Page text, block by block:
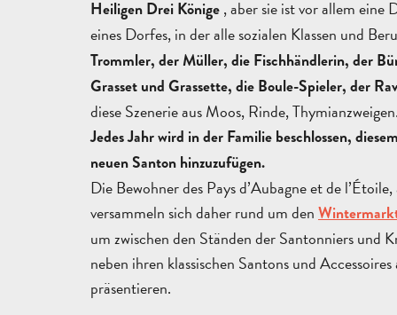
Heiligen Drei Könige , aber sie ist vor allem eine
eines Dorfes, in der alle sozialen Klassen und
Trommler, der Müller, die Fischhändlerin, der
Grasset und Grassette, die Boule-Spieler, der
diese Szenerie aus Moos, Rinde,
Jedes Jahr wird in der Familie beschlossen,
neuen Santon hinzuzufügen.
Die Bewohner des Pays d’Aubagne et de
versammeln sich daher rund um den
um zwischen den Ständen der Santonniers und
neben ihren klassischen Santons und
präsentieren.